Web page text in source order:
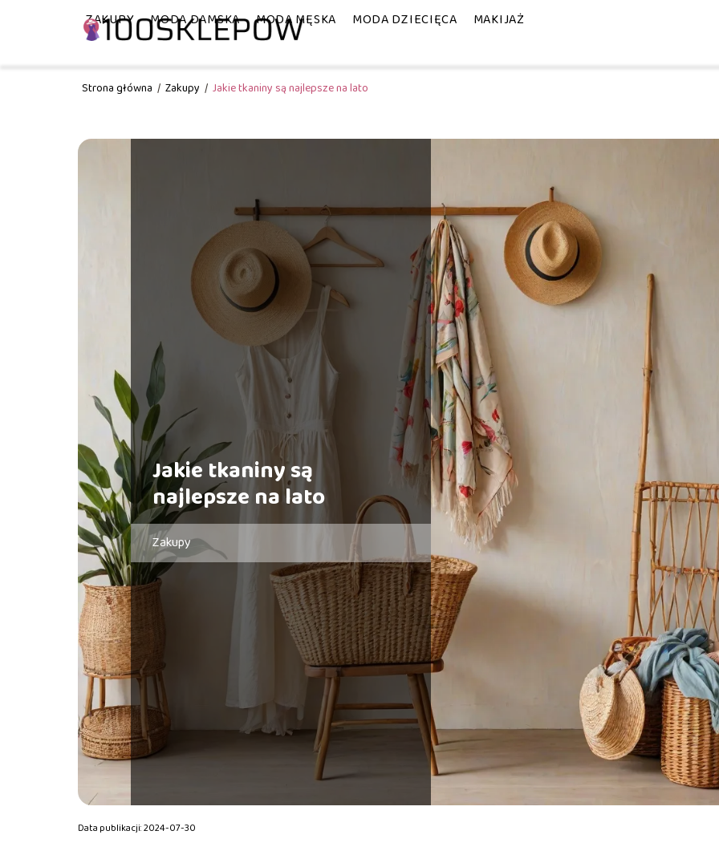
ZAKUPY MODA DAMSKA MODA MĘSKA MODA DZIECIĘCA MAKIJAŻ
Strona główna / Zakupy / Jakie tkaniny są najlepsze na lato
Jakie tkaniny są
najlepsze na lato
Zakupy
Data publikacji: 2024-07-30